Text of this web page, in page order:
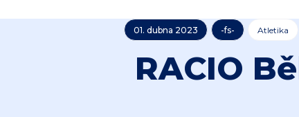
01. dubna 2023 -fs- Atletika
RACIO